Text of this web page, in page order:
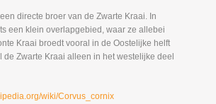
directe broer van de Zwarte Kraai. In
een klein overlapgebied, waar ze allebei
Kraai broedt vooral in de Oostelijke helft
de Zwarte Kraai alleen in het westelijke deel
wiki/Corvus_cornix